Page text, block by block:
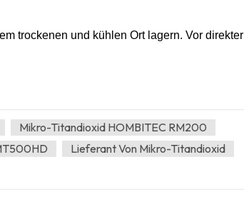
trockenen und kühlen Ort lagern. Vor direkter
Mikro-Titandioxid HOMBITEC RM200
Lieferant Von Mikro-Titandioxid